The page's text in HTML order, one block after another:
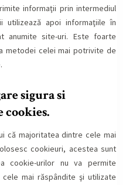
informaţii prin intermediul
utilizează apoi informaţiile în
anumite site-uri. Este foarte
metodei celei mai potrivite de
sigura si
cookies.
că majoritatea dintre cele mai
cookieuri, acestea sunt
cookie-urilor nu va permite
mai răspândite şi utilizate